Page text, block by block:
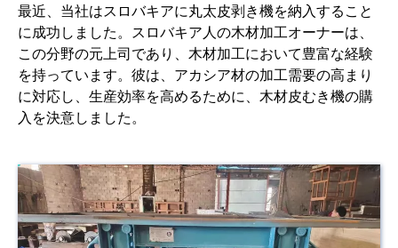
最近、当社はスロバキアに丸太皮剥き機を納入すること
に成功しました。スロバキア人の木材加工オーナーは、
この分野の元上司であり、木材加工において豊富な経験
を持っています。彼は、アカシア材の加工需要の高まり
に対応し、生産効率を高めるために、木材皮むき機の購
入を決意しました。